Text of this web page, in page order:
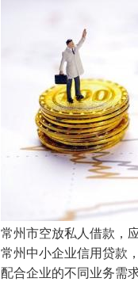
常州市空放私人借款，
常州中小企业信用贷款
配合企业的不同业务需